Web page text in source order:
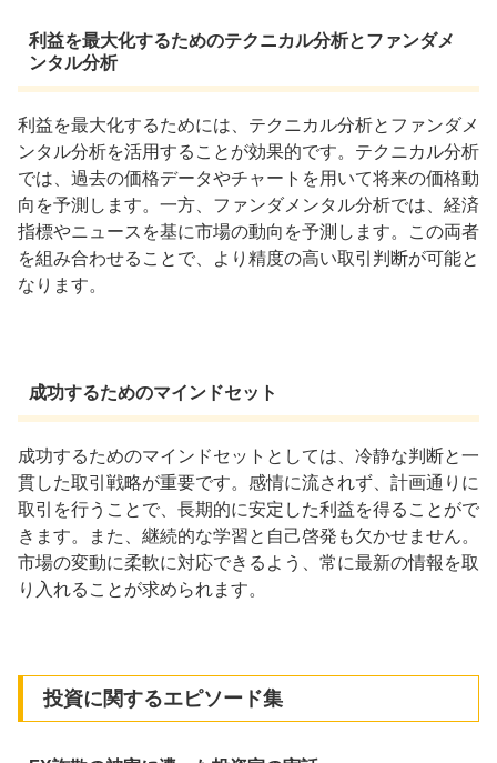
利益を最大化するためのテクニカル分析とファンダメ
ンタル分析
利益を最大化するためには、テクニカル分析とファンダメ
ンタル分析を活用することが効果的です。テクニカル分析
では、過去の価格データやチャートを用いて将来の価格動
向を予測します。一方、ファンダメンタル分析では、経済
指標やニュースを基に市場の動向を予測します。この両者
を組み合わせることで、より精度の高い取引判断が可能と
なります。
成功するためのマインドセット
成功するためのマインドセットとしては、冷静な判断と一
貫した取引戦略が重要です。感情に流されず、計画通りに
取引を行うことで、長期的に安定した利益を得ることがで
きます。また、継続的な学習と自己啓発も欠かせません。
市場の変動に柔軟に対応できるよう、常に最新の情報を取
り入れることが求められます。
投資に関するエピソード集